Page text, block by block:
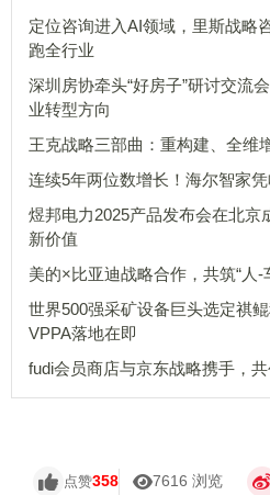
定位咨询进入AI领域，里斯战略
跑全行业
深圳房协牵头“好房子”研讨交流
业转型方向
王克战略三部曲：重构建、全维
连续5年两位数增长！海尔智家
煜邦电力2025产品发布会在北京
新价值
美的×比亚迪战略合作，共筑“人-
世界500强采矿设备巨头选定祺
VPPA落地在即
fudi会员商店与京东战略携手，
点赞358 7616 浏览